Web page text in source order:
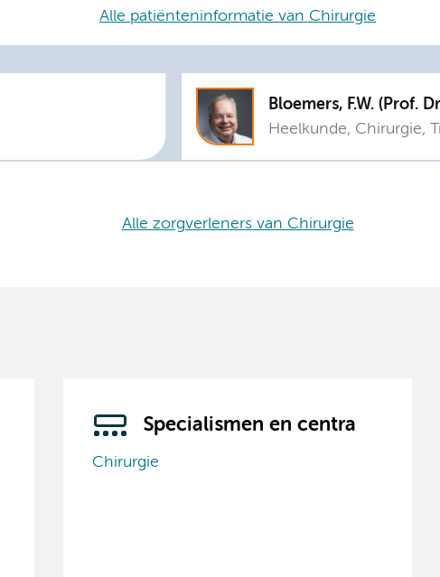
Alle patiënteninformatie van Chirurgie
Bloemers, F.W. (Prof.
Heelkunde, Chirurgie,
Alle zorgverleners van Chirurgie
Specialismen en centra
Chirurgie